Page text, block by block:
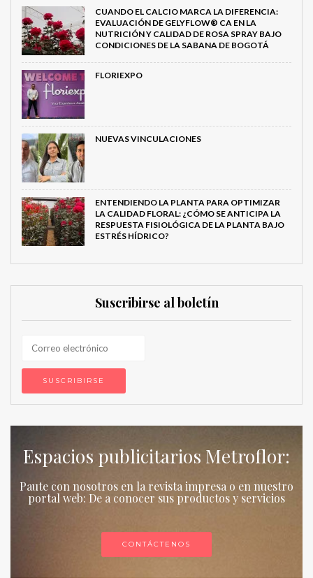
CUANDO EL CALCIO MARCA LA DIFERENCIA:
EVALUACIÓN DE GELYFLOW® CA EN LA
NUTRICIÓN Y CALIDAD DE ROSA SPRAY BAJO
CONDICIONES DE LA SABANA DE BOGOTÁ
FLORIEXPO
NUEVAS VINCULACIONES
ENTENDIENDO LA PLANTA PARA OPTIMIZAR
LA CALIDAD FLORAL: ¿CÓMO SE ANTICIPA LA
RESPUESTA FISIOLÓGICA DE LA PLANTA BAJO
ESTRÉS HÍDRICO?
Suscribirse al boletín
Espacios publicitarios Metroflor:
Paute con nosotros en la revista impresa o en nuestro
portal web: De a conocer sus productos y servicios
CONTÁCTENOS